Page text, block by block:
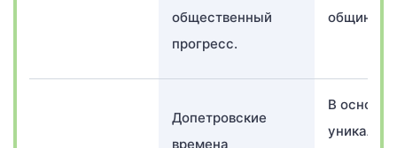
общественный
прогресс.
общин.
Допетровские
времена
В основе